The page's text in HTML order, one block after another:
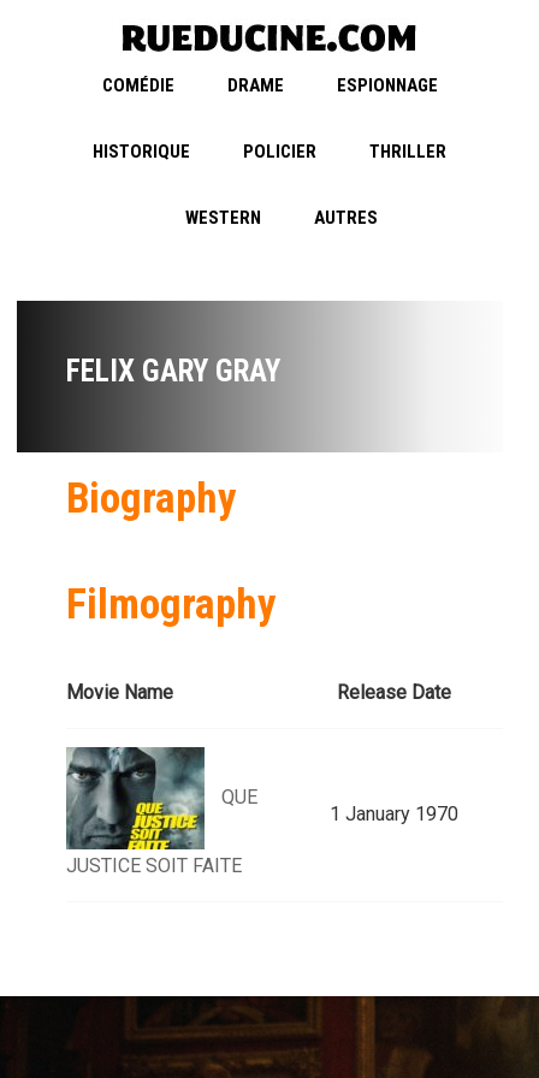
COMÉDIE DRAME ESPIONNAGE
HISTORIQUE POLICIER THRILLER
WESTERN AUTRES
FELIX GARY GRAY
Biography
Filmography
Movie Name Release Date
QUE
JUSTICE SOIT FAITE
1 January 1970